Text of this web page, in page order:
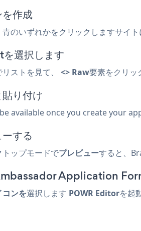
作成
のいずれかをクリックしますサイト
選択します
ストを見て、 <> Raw要素をクリッ
り付け
available once you create your
する
ップモードでプレビューすると、
Application
ンを選択します POWR Editorを起